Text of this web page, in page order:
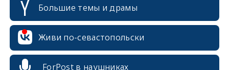
Большие темы и драмы
Живи по-севастопольски
ForPost в наушниках